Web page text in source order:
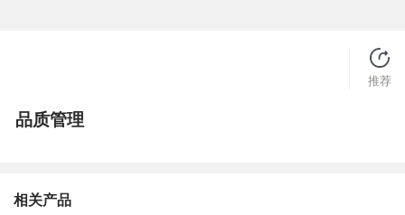
推荐
品质管理
相关产品